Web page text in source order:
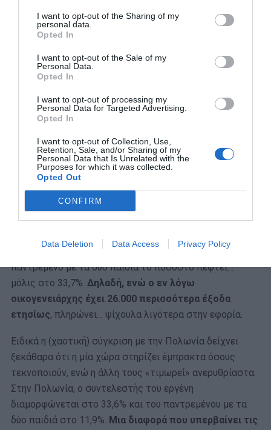
I want to opt-out of the Sharing of my
personal data.
Opted In
I want to opt-out of the Sale of my
Personal Data.
Opted In
I want to opt-out of processing my
Personal Data for Targeted Advertising.
Opted In
I want to opt-out of Collection, Use,
Retention, Sale, and/or Sharing of my
Personal Data that Is Unrelated with the
Purposes for which it was collected.
Opted Out
CONFIRM
Data Deletion Data Access Privacy Policy
στις 36 του ΟΟΣΑ.Μόνο η Τουρκία, το Μεξικό, η Χιλή
και η Κόστα Ρίκα
εργένης είτε είναι παντρεμένος με δύο (η περισσότερα)
παιδιά, έχει την ίδια φορολογική αντιμετώπιση.
Ο εργένης στις χώρες-μέλη του ΟΟΣΑ επιβαρύνεται με
κρατήσεις για φόρους και ασφαλιστικές εισφορές που
αντιστοιχούν κατά μέσο όρο στο 34,6% του συνολικού
εισοδήματος.Ο παντρεμένος με τα δύο παιδιά
τυγχάνει πολύ ευνοϊκότερης μεταχείρισης,
συντελεστής πέφτει στο 25,6%, δηλαδή 8,9 μονάδες
χαμηλότερα. Στην Ελλάδα το αντίστοιχο ποσοστό είναι
μόλις 3,4%! Μακράν το χειρότερο μεταξύ όλων των
παρακρατείται το 37,1% των μεικτών αποδοχών, στον
παντρεμένο με τα δύο παιδιά το ποσοστό πέφτει…
μόλις στο 33,7%. Δηλαδή, ενώ ο εν λόγω
οικογενειάρχης έχει 26.000 περισσότερα έξοδα
ετησίως, πληρώνει… ψίχουλα λιγότερα στην εφορία.
Ειδικά η (χαοτική) σύγκριση με την Πολωνία δείχνει
ξεκάθαρα ότι η μία χώρα στηρίζει έμπρακτα όσους
τεκνοποιούν, ενώ η άλλη τους «τιμωρεί» ανερυθρίαστα.
Στην Πολωνία, ο συντελεστής του εργένη
διαμορφώνεται στο 33,6% και του παντρεμένου με τα
δύο παιδιά στο 11,9%. Μια διαφορά που υπερβαίνει τις